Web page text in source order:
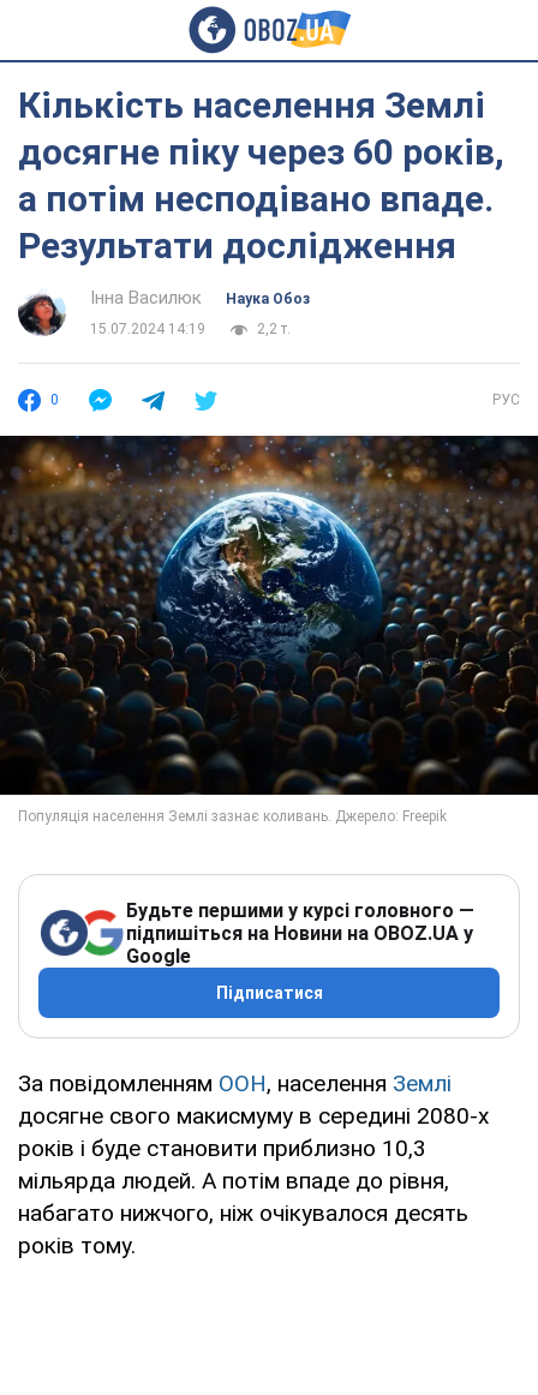
Кількість населення Землі
досягне піку через 60 років,
а потім несподівано впаде.
Результати дослідження
Інна Василюк
Наука Обоз
15.07.2024 14:19
2,2 т.
0 РУС
Будьте першими у курсі головного —
підпишіться на Новини на OBOZ.UA у
Google
Підписатися
За повідомленням ООН, населення Землі
досягне свого макисмуму в середині 2080-х
років і буде становити приблизно 10,3
мільярда людей. А потім впаде до рівня,
набагато нижчого, ніж очікувалося десять
років тому.